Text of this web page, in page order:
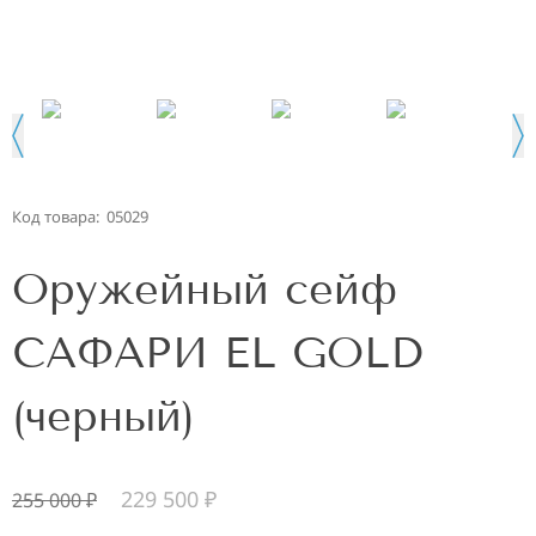
Код товара: 05029
Оружейный сейф
САФАРИ EL GOLD
(черный)
255 000₽ 229 500 ₽